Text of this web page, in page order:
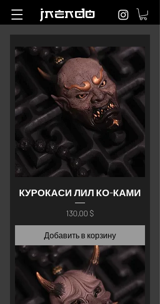
jnendo
КУРОКАСИ ЛИЛ КО-КАМИ
Цена
130,00 $
Добавить в корзину